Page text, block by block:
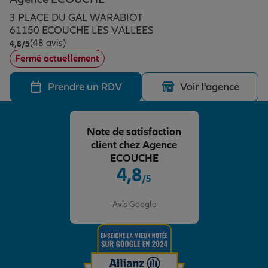
Assurance emprunteur
Prévoyance et dépendance
Assurance animal de compagnie
Protection de la famille
Protection juridique
Épargne & retraite
Plan épargne retraite
Assurance vie
Placements financiers
Investissements immobiliers
Transmission
Vos projets
Partir en vacances
Départ à la retraite
Préparer l’avenir
Conseil assurance
Assurance habitation
Le Pack Famille
Allianz en France
3 PLACE DU GAL WARABIOT
61150 ECOUCHE LES VALLEES
4,8/5Note de 4.8 sur 5
(48 avis)
Fermé actuellement
Prendre un RDV Voir l'agence
4,8/5
Avis Google
Note de satisfaction
client chez Agence
ECOUCHE